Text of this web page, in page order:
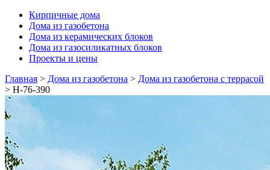
Кирпичные дома
Дома из газобетона
Дома из керамических блоков
Дома из газосиликатных блоков
Проекты и цены
Главная > Дома из газобетона > Дома из газобетона с террасой
> Н-76-390